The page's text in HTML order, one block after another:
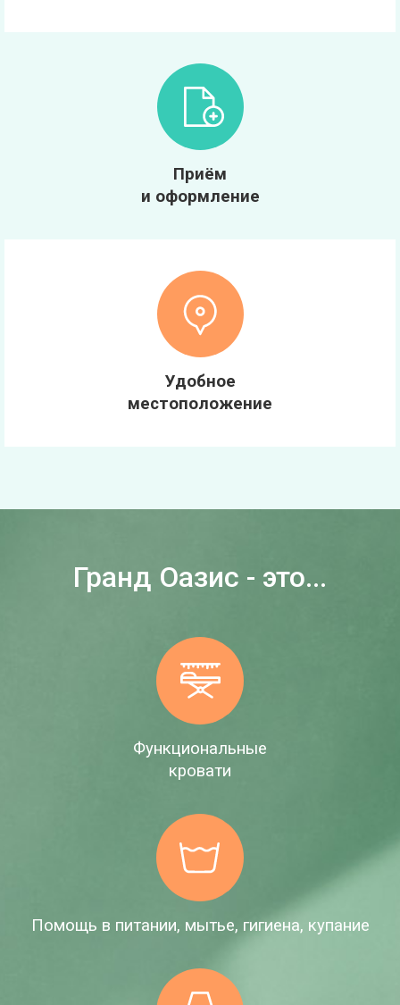
Приём
и оформление
Удобное
местоположение
Гранд Оазис - это...
Функциональные
кровати
Помощь в питании, мытье, гигиена, купание